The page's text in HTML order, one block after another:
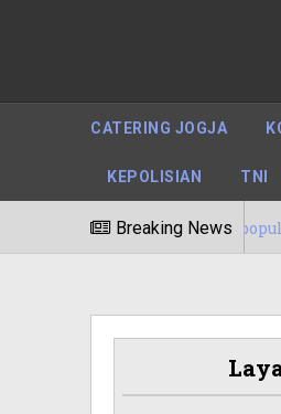
CATERING JOGJA
KEPOLISIAN TNI
Breaking News
Barat Terpopuler